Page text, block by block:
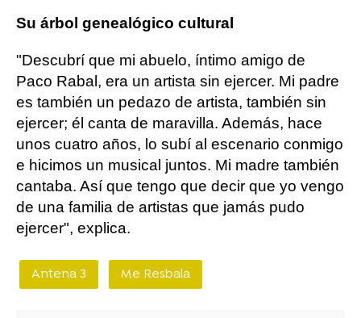
Su árbol genealógico cultural
"Descubrí que mi abuelo, íntimo amigo de
Paco Rabal, era un artista sin ejercer. Mi padre
es también un pedazo de artista, también sin
ejercer; él canta de maravilla. Además, hace
unos cuatro años, lo subí al escenario conmigo
e hicimos un musical juntos. Mi madre también
cantaba. Así que tengo que decir que yo vengo
de una familia de artistas que jamás pudo
ejercer", explica.
Antena 3 Me Resbala